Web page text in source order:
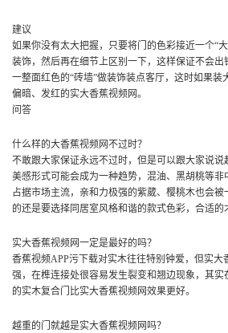
建议
如果你没有太大把握，只要将门的色彩接近一个“
装饰，然后再在细节上区别一下，这样保证不会出
一整面红色的“砖墙”做装饰装点客厅，这时如果装
偏暗、发红的实大香蕉视频网。
问答
什么样的大香蕉视频网不过时？
不敢跟大家保证永远不过时，但是可以跟大家说
美感形式可能会成为一种趋势，混油、黑胡桃等
占据市场主流，亲和力极强的紫葳、樱桃木也会
的还是要选择同居室风格和谐的款式色彩，合适的
实大香蕉视频网一定是最好的吗？
香蕉视频APP污下载对实木往往特别钟爱，但实大
强，在榫连接处很容易发生裂变和翘边现象，其
的实木复合门比实大香蕉视频网效果更好。
越重的门就越是实大香蕉视频网吗？